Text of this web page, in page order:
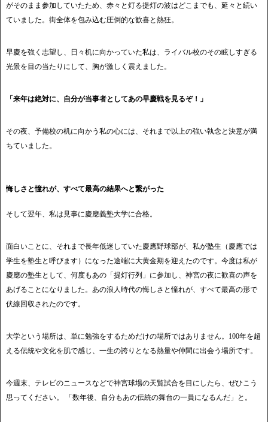
がそのまま参加していたため、赤々と灯る提灯の波はどこまでも、延々と続い
ていました。街全体を包み込む圧倒的な歓喜と熱狂。
早慶を強く志望し、日々机に向かっていた私は、ライバル校のその眩しすぎる
光景を目の当たりにして、胸が激しく震えました。
「来年は絶対に、自分が当事者としてあの早慶戦を見るぞ！」
その夜、予備校の机に向かう私の心には、それまで以上の強い執念と決意が満
ちていました。
悔しさと憧れが、すべて最高の結果へと繋がった
そして翌年、私は見事に慶應義塾大学に合格。
面白いことに、それまで長年低迷していた慶應野球部が、私が塾生（慶應では
学生を塾生と呼びます）になった途端に大黄金期を迎えたのです。今度は私が
慶應の塾生として、何度もあの「提灯行列」に参加し、神宮の夜に歓喜の声を
あげることになりました。あの浪人時代の悔しさと憧れが、すべて最高の形で
伏線回収されたのです。
大学という場所は、単に勉強をするためだけの場所ではありません。100年を超
える伝統や文化を肌で感じ、一生の誇りとなる熱量や仲間に出会う場所です。
今週末、テレビのニュースなどで神宮球場の天覧試合を目にしたら、ぜひこう
思ってください。 「数年後、自分もあの伝統の舞台の一員になるんだ」と。